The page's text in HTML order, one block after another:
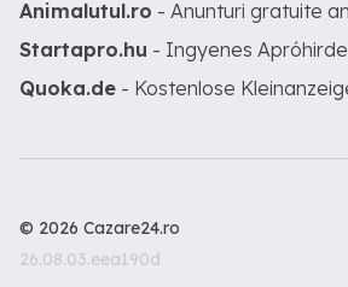
Animalutul.ro - Anunturi gratuite
Startapro.hu - Ingyenes
Quoka.de - Kostenlose
© 2026 Cazare24.ro
26.08.03.eea190d